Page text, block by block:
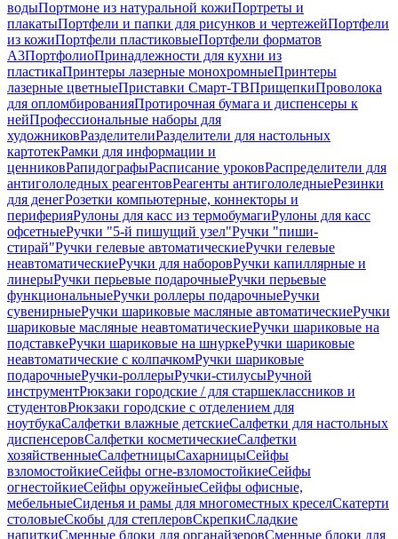
водыПортмоне из натуральной кожиПортреты и
плакатыПортфели и папки для рисунков и чертежейПортфели
из кожиПортфели пластиковыеПортфели форматов
А3ПортфолиоПринадлежности для кухни из
пластикаПринтеры лазерные монохромныеПринтеры
лазерные цветныеПриставки Смарт-ТВПрищепкиПроволока
для опломбированияПротирочная бумага и диспенсеры к
нейПрофессиональные наборы для
художниковРазделителиРазделители для настольных
картотекРамки для информации и
ценниковРапидографыРасписание уроковРаспределители для
антигололедных реагентовРеагенты антигололедныеРезинки
для денегРозетки компьютерные, коннекторы и
периферияРулоны для касс из термобумагиРулоны для касс
офсетныеРучки "5-й пишущий узел"Ручки "пиши-
стирай"Ручки гелевые автоматическиеРучки гелевые
неавтоматическиеРучки для наборовРучки капиллярные и
линерыРучки перьевые подарочныеРучки перьевые
функциональныеРучки роллеры подарочныеРучки
сувенирныеРучки шариковые масляные автоматическиеРучки
шариковые масляные неавтоматическиеРучки шариковые на
подставкеРучки шариковые на шнуркеРучки шариковые
неавтоматические с колпачкомРучки шариковые
подарочныеРучки-роллерыРучки-стилусыРучной
инструментРюкзаки городские / для старшеклассников и
студентовРюкзаки городские с отделением для
ноутбукаСалфетки влажные детскиеСалфетки для настольных
диспенсеровСалфетки косметическиеСалфетки
хозяйственныеСалфетницыСахарницыСейфы
взломостойкиеСейфы огне-взломостойкиеСейфы
огнестойкиеСейфы оружейныеСейфы офисные,
мебельныеСиденья и рамы для многоместных креселСкатерти
столовыеСкобы для степлеровСкрепкиСладкие
напиткиСменные блоки для органайзеровСменные блоки для